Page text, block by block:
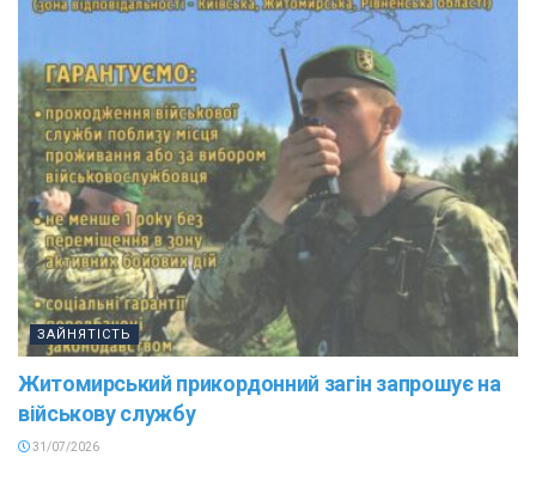
ЗАЙНЯТІСТЬ
Житомирський прикордонний загін запрошує на
військову службу
31/07/2026